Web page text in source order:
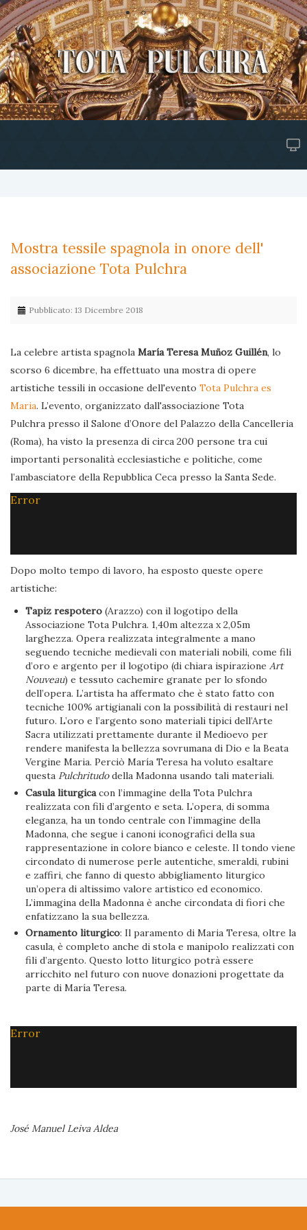
Mostra tessile spagnola in onore dell'
associazione Tota Pulchra
Pubblicato: 13 Dicembre 2018
La celebre artista spagnola María Teresa Muñoz Guillén, lo
scorso 6 dicembre, ha effettuato una mostra di opere
artistiche tessili in occasione dell'evento Tota Pulchra es
Maria. L’evento, organizzato dall'associazione Tota
Pulchra presso il Salone d’Onore del Palazzo della Cancelleria
(Roma), ha visto la presenza di circa 200 persone tra cui
importanti personalità ecclesiastiche e politiche, come
l’ambasciatore della Repubblica Ceca presso la Santa Sede.
Error
Dopo molto tempo di lavoro, ha esposto queste opere
artistiche:
Tapiz respotero (Arazzo) con il logotipo della
Associazione Tota Pulchra. 1,40m altezza x 2,05m
larghezza. Opera realizzata integralmente a mano
seguendo tecniche medievali con materiali nobili, come fili
d’oro e argento per il logotipo (di chiara ispirazioneArt
Nouveau) e tessuto cachemire granate per lo sfondo
dell’opera. L’artista ha affermato che è stato fatto con
tecniche 100% artigianali con la possibilità di restauri nel
futuro. L’oro e l’argento sono materiali tipici dell’Arte
Sacra utilizzati prettamente durante il Medioevo per
rendere manifesta la bellezza sovrumana di Dio e la Beata
Vergine Maria. Perciò María Teresa ha voluto esaltare
questa Pulchritudodella Madonna usando tali materiali.
Casula liturgicacon l’immagine della Tota Pulchra
realizzata con fili d’argento e seta. L’opera, di somma
eleganza, ha un tondo centrale con l’immagine della
Madonna, che segue i canoni iconografici della sua
rappresentazione in colore bianco e celeste. Il tondo viene
circondato di numerose perle autentiche, smeraldi, rubini
e zaffiri, che fanno di questo abbigliamento liturgico
un’opera di altissimo valore artistico ed economico.
L’immagina della Madonna è anche circondata di fiori che
enfatizzano la sua bellezza.
Ornamento liturgico: Il paramento di Maria Teresa, oltre la
casula, è completo anche di stola e manipolo realizzati con
fili d’argento. Questo lotto liturgico potrà essere
arricchito nel futuro con nuove donazioni progettate da
parte di María Teresa.
Error
José Manuel Leiva Aldea